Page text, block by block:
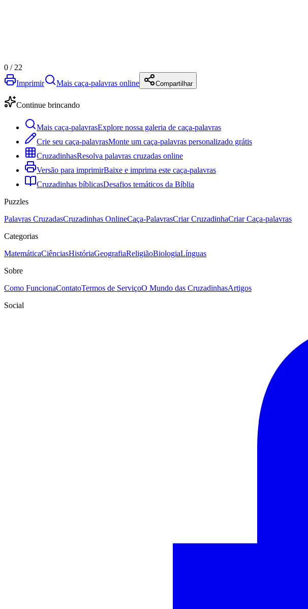
0 / 22
Imprimir
Mais caça-palavras online Compartilhar
Continue brincando
Mais caça-palavrasExplore nossa galeria de caça-palavras
Crie seu caça-palavrasMonte um caça-palavras personalizado grátis
CruzadinhasResolva palavras cruzadas online
Versão para imprimirBaixe e imprima este caça-palavras
Cruzadinhas bíblicasDesafios temáticos da Bíblia
Puzzles
Palavras CruzadasCruzadinhas OnlineCaça-PalavrasCriar CruzadinhaCriar Caça-palavras
Categorias
MatemáticaCiênciasHistóriaGeografiaReligiãoBiologiaLínguas
Sobre
Como FuncionaContatoTermos de ServiçoO Mundo das CruzadinhasArtigos
Social